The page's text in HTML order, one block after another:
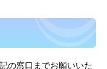
の窓口までお願いいた